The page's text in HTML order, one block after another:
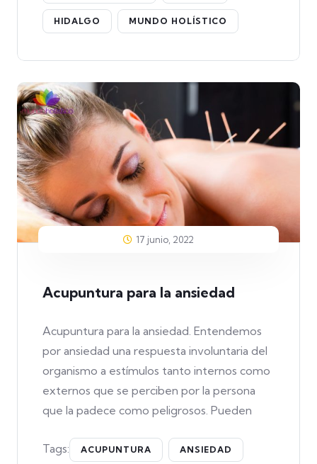
HIDALGO MUNDO HOLÍSTICO
17 junio, 2022
Acupuntura para la ansiedad
Acupuntura para la ansiedad. Entendemos
por ansiedad una respuesta involuntaria del
organismo a estímulos tanto internos como
externos que se perciben por la persona
que la padece como peligrosos. Pueden
Tags: ACUPUNTURA ANSIEDAD